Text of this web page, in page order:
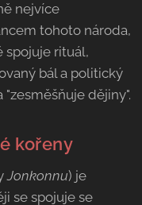
nejvíce
tohoto národa,
spojuje rituál,
bál a politický
dějiny".
kořeny
Jonkonnu) je
se spojuje se